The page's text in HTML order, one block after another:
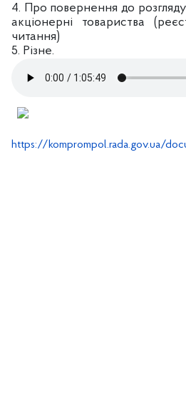
4. Про повернення до
акціонерні товариства
читання)
5. Різне.
https://komprompol.rada.gov.ua/